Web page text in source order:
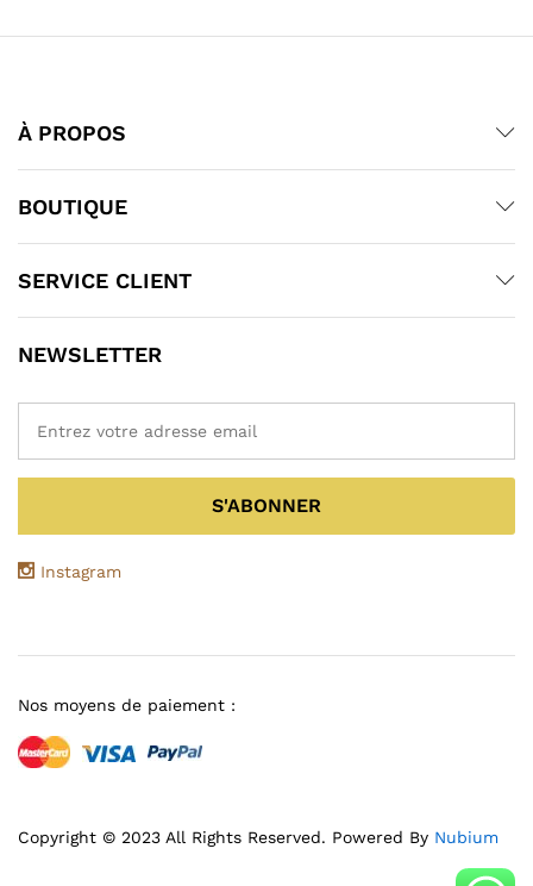
À PROPOS
BOUTIQUE
SERVICE CLIENT
NEWSLETTER
Instagram
Copyright © 2023 All Rights Reserved. Powered By Nubium
Nos moyens de paiement :